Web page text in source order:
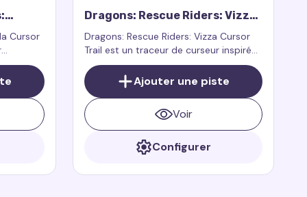
Cursor
Dragons: Rescue Riders: Vizza
Cursor Trail
Dragons: Rescue Riders: Vizza Cursor
Trail est un traceur de curseur inspiré
par le personnage Vizza de la série
animée Dragons: Rescue Riders.
Ajouter une piste
Voir
Configurer